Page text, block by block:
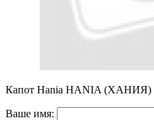
Капот Hania HANIA (ХАНИЯ)
Ваше имя: